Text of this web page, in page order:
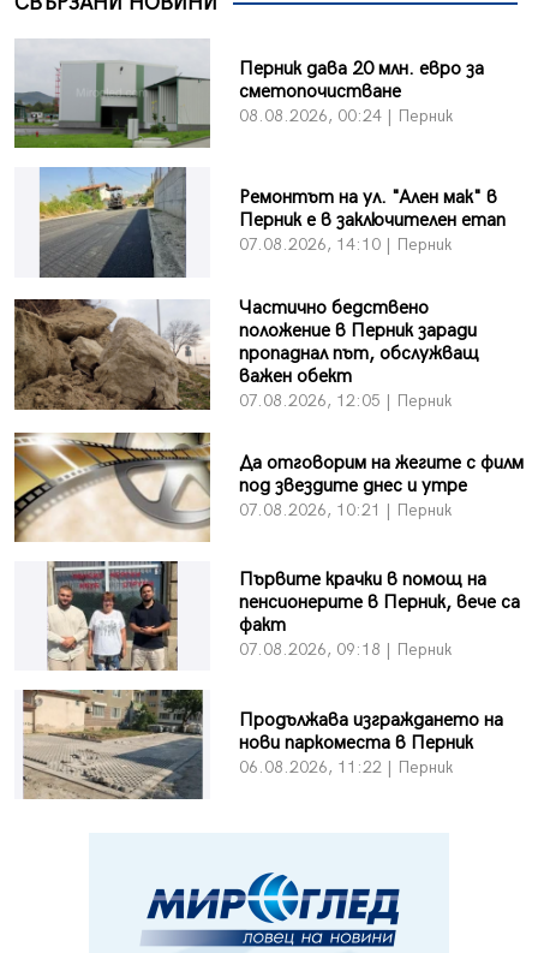
Перник дава 20 млн. евро за
сметопочистване
08.08.2026, 00:24 | Перник
Ремонтът на ул. "Ален мак" в
Перник е в заключителен етап
07.08.2026, 14:10 | Перник
Частично бедствено
положение в Перник заради
пропаднал път, обслужващ
важен обект
07.08.2026, 12:05 | Перник
Да отговорим на жегите с филм
под звездите днес и утре
07.08.2026, 10:21 | Перник
Първите крачки в помощ на
пенсионерите в Перник, вече са
факт
07.08.2026, 09:18 | Перник
Продължава изграждането на
нови паркоместа в Перник
06.08.2026, 11:22 | Перник